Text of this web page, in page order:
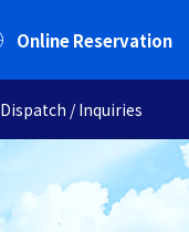
Online Reservation
Dispatch / Inquiries